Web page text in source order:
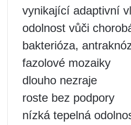
vynikající adaptivní
odolnost vůči
bakterióza,
fazolové mozaiky
dlouho nezraje
roste bez podpory
nízká tepelná